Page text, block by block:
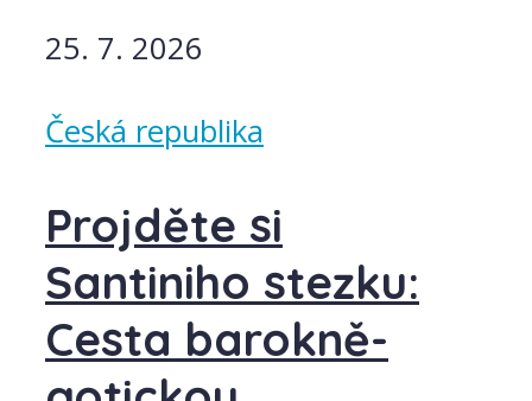
25. 7. 2026
Česká republika
Projděte si
Santiniho stezku:
Cesta barokně-